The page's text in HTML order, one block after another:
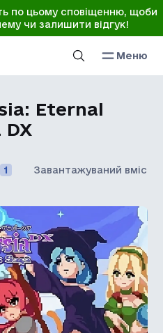
по цьому сповіщенню, щоби
чи залишити відгук!
Меню
Eternal
DX
1 Завантажуваний вміст